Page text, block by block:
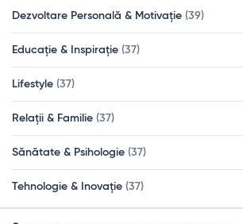
Dezvoltare Personală & Motivație (39)
Educație & Inspirație (37)
Lifestyle (37)
Relații & Familie (37)
Sănătate & Psihologie (37)
Tehnologie & Inovație (37)